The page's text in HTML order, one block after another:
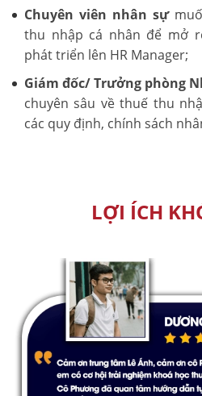
Chuyên viên nhân sự
thu nhập cá nhân để mở
phát triển lên HR Manager;
Giám đốc/ Trưởng phòng
chuyên sâu về thuế thu
các quy định, chính sách
LỢI ÍCH